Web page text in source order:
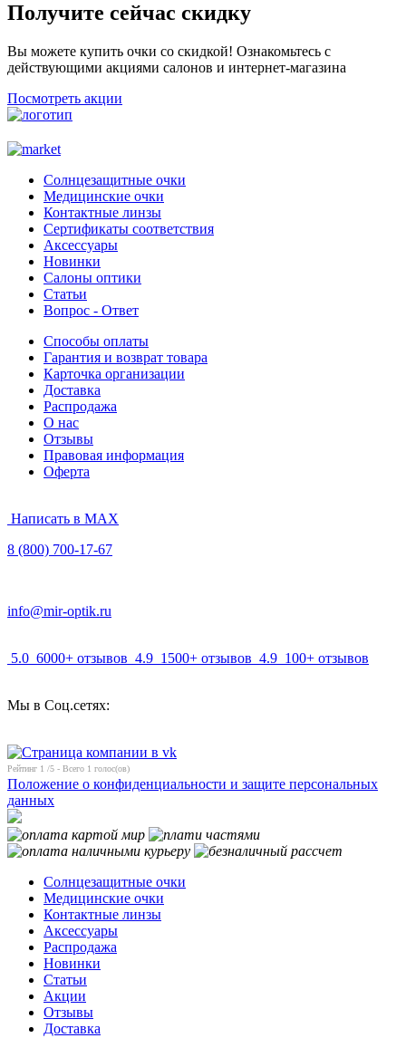
Получите сейчас скидку
Вы можете купить очки со скидкой! Ознакомьтесь с
действующими акциями салонов и интернет-магазина
Посмотреть акции
Солнцезащитные очки
Медицинские очки
Контактные линзы
Сертификаты соответствия
Аксессуары
Новинки
Салоны оптики
Статьи
Вопрос - Ответ
Способы оплаты
Гарантия и возврат товара
Карточка организации
Доставка
Распродажа
О нас
Отзывы
Правовая информация
Оферта
Написать в MAX
8 (800) 700-17-67
info@mir-optik.ru
5.0 6000+ отзывов 4.9 1500+ отзывов 4.9 100+ отзывов
Мы в Соц.сетях:
Рейтинг 1 /5 - Всего 1 голос(ов)
Положение о конфиденциальности и защите персональных
данных
Солнцезащитные очки
Медицинские очки
Контактные линзы
Аксессуары
Распродажа
Новинки
Статьи
Акции
Отзывы
Доставка